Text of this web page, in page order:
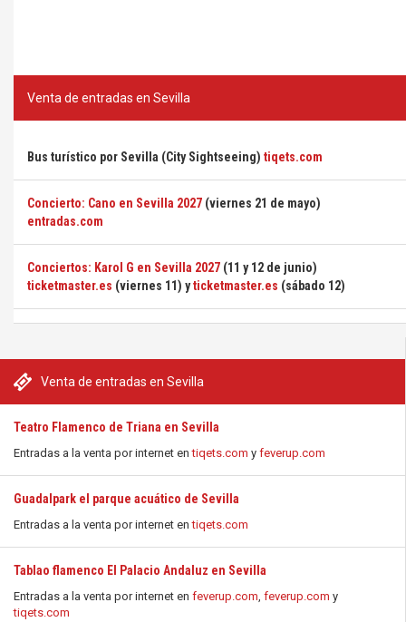
Venta de entradas en Sevilla
Teatro Flamenco de Triana en Sevilla
Entradas a la venta por internet entiqets.com y feverup.com
Guadalpark el parque acuático de Sevilla
Entradas a la venta por internet entiqets.com
Tablao flamenco El Palacio Andaluz en Sevilla
Entradas a la venta por internet en feverup.com, feverup.com y
tiqets.com
Venta de entradas en Sevilla
Bus turístico por Sevilla (City Sightseeing) tiqets.com
Concierto: Cano en Sevilla 2027 (viernes 21 de mayo)
entradas.com
Conciertos: Karol G en Sevilla 2027 (11 y 12 de junio)
ticketmaster.es (viernes 11) yticketmaster.es (sábado 12)